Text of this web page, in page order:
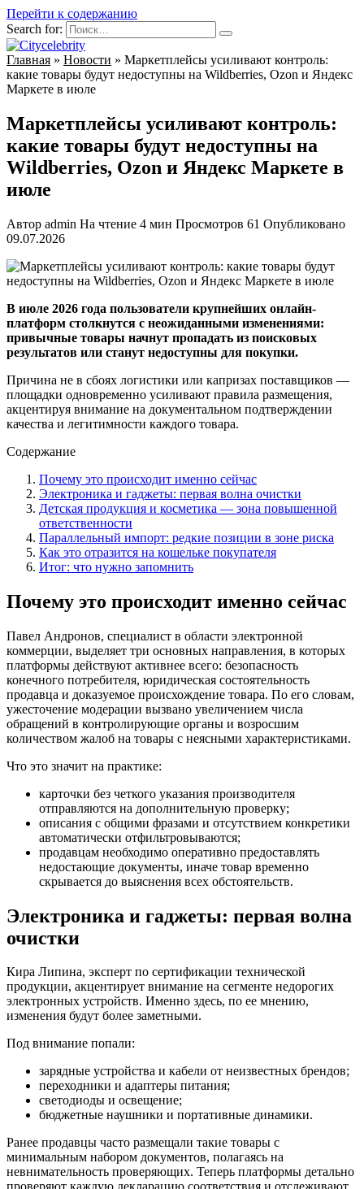
Перейти к содержанию
Search for:
Главная » Новости » Маркетплейсы усиливают контроль:
какие товары будут недоступны на Wildberries, Ozon и Яндекс
Маркете в июле
Маркетплейсы усиливают контроль:
какие товары будут недоступны на
Wildberries, Ozon и Яндекс Маркете в
июле
Автор admin На чтение 4 мин Просмотров 61 Опубликовано
09.07.2026
В июле 2026 года пользователи крупнейших онлайн-
платформ столкнутся с неожиданными изменениями:
привычные товары начнут пропадать из поисковых
результатов или станут недоступны для покупки.
Причина не в сбоях логистики или капризах поставщиков —
площадки одновременно усиливают правила размещения,
акцентируя внимание на документальном подтверждении
качества и легитимности каждого товара.
Содержание
Почему это происходит именно сейчас
Электроника и гаджеты: первая волна очистки
Детская продукция и косметика — зона повышенной
ответственности
Параллельный импорт: редкие позиции в зоне риска
Как это отразится на кошельке покупателя
Итог: что нужно запомнить
Почему это происходит именно сейчас
Павел Андронов, специалист в области электронной
коммерции, выделяет три основных направления, в которых
платформы действуют активнее всего: безопасность
конечного потребителя, юридическая состоятельность
продавца и доказуемое происхождение товара. По его словам,
ужесточение модерации вызвано увеличением числа
обращений в контролирующие органы и возросшим
количеством жалоб на товары с неясными характеристиками.
Что это значит на практике:
карточки без четкого указания производителя
отправляются на дополнительную проверку;
описания с общими фразами и отсутствием конкретики
автоматически отфильтровываются;
продавцам необходимо оперативно предоставлять
недостающие документы, иначе товар временно
скрывается до выяснения всех обстоятельств.
Электроника и гаджеты: первая волна
очистки
Кира Липина, эксперт по сертификации технической
продукции, акцентирует внимание на сегменте недорогих
электронных устройств. Именно здесь, по ее мнению,
изменения будут более заметными.
Под внимание попали:
зарядные устройства и кабели от неизвестных брендов;
переходники и адаптеры питания;
светодиоды и освещение;
бюджетные наушники и портативные динамики.
Ранее продавцы часто размещали такие товары с
минимальным набором документов, полагаясь на
невнимательность проверяющих. Теперь платформы детально